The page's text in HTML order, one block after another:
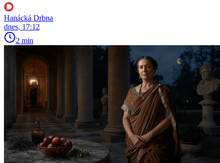
Hanácká Drbna
dnes, 17:12
2 min